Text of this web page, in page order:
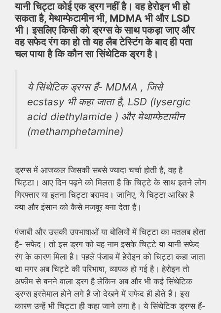
यानी चिट्टा कोई एक ड्रग नहीं है। वह हेरोइन भी हो
सकता है, मेथाम्फेटामीन भी, MDMA भी और LSD
भी। इसलिए किसी को ड्रग्स के साथ पकड़ा जाए और
वह सफेद रंग का हो तो यह लैब टेस्टिंग के बाद ही पता
चल पाया है कि कौन सा सिंथेटिक ड्रग है।
ये सिंथेटिक ड्रग्स हैं- MDMA , जिसे
ecstasy भी कहा जाता है, LSD (lysergic
acid diethylamide ) और मेथाम्फेटामीन
(methamphetamine)
ड्रग्स में आजकल जिसकी सबसे ज्यादा चर्चा होती है, वह है
चिट्टा। आए दिन पढ़ने को मिलता है कि चिट्टे के साथ इतने लोग
गिरफ्तार या इतना चिट्टा बरामद। जानिए, ये चिट्टा आखिर है
क्या और इंसान को कैसे मजबूर बना देता है।
पंजाबी और उसकी उपभाषाओं या बोलियों में चिट्टा का मतलब होता
है- सफेद। तो इस ड्रग को यह नाम इसके चिट्टे या यानी सफेद
रंग के कारण मिला है। पहले पंजाब में हेरोइन को चिट्टा कहा जाता
था मगर अब चिट्टे की परिभाषा, व्यापक हो गई है। हेरोइन तो
अफीम से बनने वाला ड्रग है लेकिन अब और भी कई सिंथेटिक
ड्रग्स इस्तेमाल होने लगे हैं जो देखने में सफेद ही होते हैं। इस
कारण उन्हें भी चिट्टा ही कहा जाने लगा है। ये सिंथेटिक ड्रग्स हैं-